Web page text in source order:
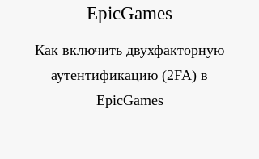
EpicGames
Как включить двухфакторную
аутентификацию (2FA) в
EpicGames